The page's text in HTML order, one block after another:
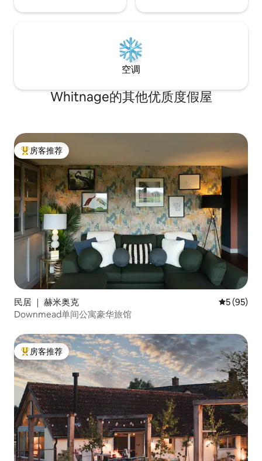
空调
Whitnage的其他优质度假屋
热门「房客推荐」
房客推荐
民居 ｜ 赫米奥克 平均评分
5 (95)
Downmead单间公寓豪华旅馆
热门「房客推荐」
房客推荐